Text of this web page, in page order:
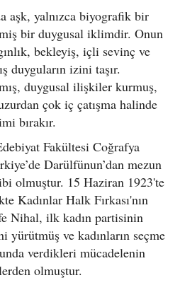
aşk, yalnızca biyografik bir
bir duygusal iklimdir. Onun
bekleyiş, içli sevinç ve
duyguların izini taşır.
duygusal ilişkiler kurmuş,
çok iç çatışma halinde
bırakır.
Fakültesi Coğrafya
Darülfünun’dan mezun
olmuştur. 15 Haziran 1923'te
Kadınlar Halk Fırkası'nın
Nihal, ilk kadın partisinin
yürütmüş ve kadınların seçme
verdikleri mücadelenin
olmuştur.